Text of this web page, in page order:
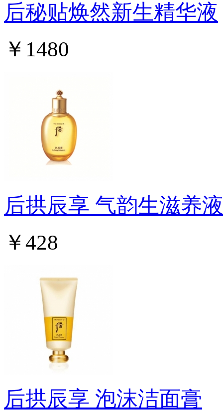
后秘贴焕然新生精华液
￥1480
后拱辰享 气韵生滋养液
￥428
后拱辰享 泡沫洁面膏